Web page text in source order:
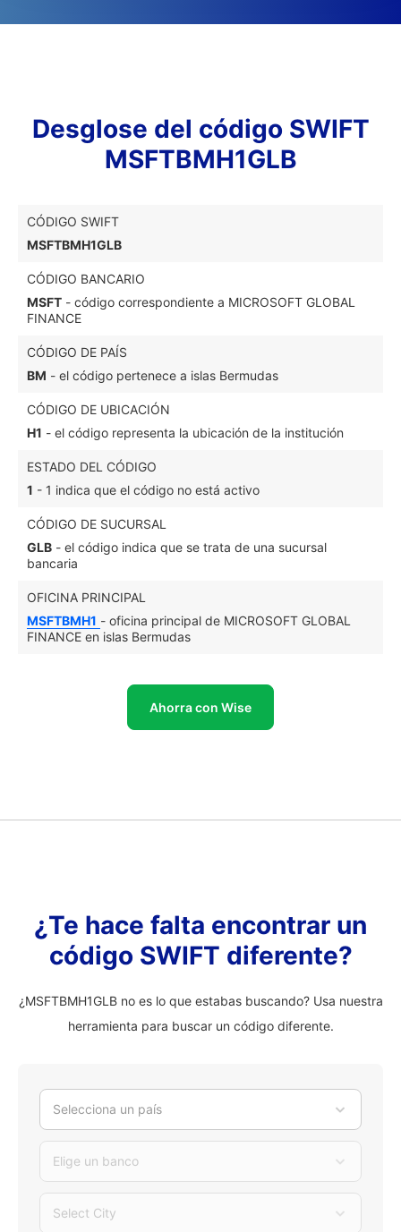
Desglose del código SWIFT
MSFTBMH1GLB
CÓDIGO SWIFT
MSFTBMH1GLB
CÓDIGO BANCARIO
MSFT - código correspondiente a MICROSOFT GLOBAL
FINANCE
CÓDIGO DE PAÍS
BM - el código pertenece a islas Bermudas
CÓDIGO DE UBICACIÓN
H1 - el código representa la ubicación de la institución
ESTADO DEL CÓDIGO
1 - 1 indica que el código no está activo
CÓDIGO DE SUCURSAL
GLB - el código indica que se trata de una sucursal
bancaria
OFICINA PRINCIPAL
MSFTBMH1 - oficina principal de MICROSOFT GLOBAL
FINANCE en islas Bermudas
Ahorra con Wise
¿Te hace falta encontrar un
código SWIFT diferente?
¿MSFTBMH1GLB no es lo que estabas buscando? Usa nuestra
herramienta para buscar un código diferente.
Selecciona un país
Elige un banco
Select City